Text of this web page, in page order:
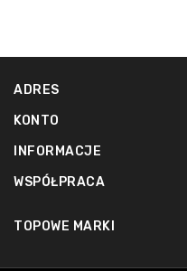
ADRES
KONTO
INFORMACJE
WSPÓŁPRACA
TOPOWE MARKI